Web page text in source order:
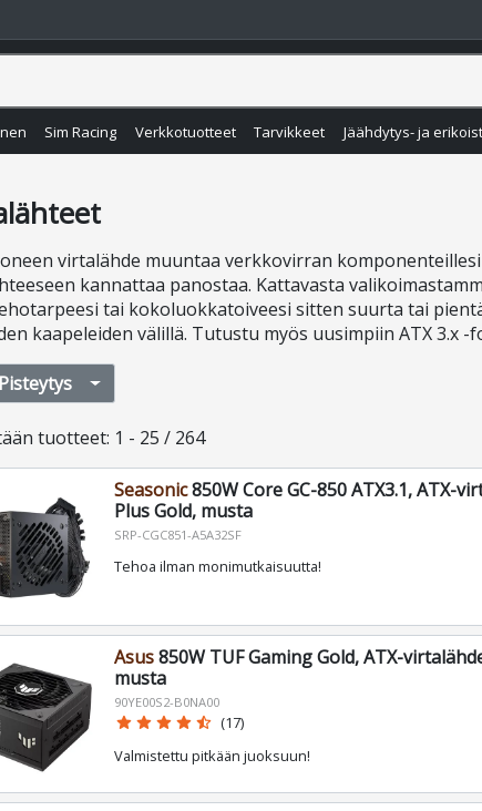
Sim Racing Verkkotuotteet Tarvikkeet Jäähdytys- ja
virtalähde muuntaa verkkovirran
kannattaa panostaa. Kattavasta
tai kokoluokkatoiveesi sitten suurta tai
kaapeleiden välillä. Tutustu myös uusimpiin ATX 3.x
Pisteytys
tuotteet: 1 - 25 / 264
Seasonic850W Core GC-850 ATX3.1, ATX-
Plus Gold, musta
SRP-CGC851-A5A32SF
Tehoa ilman monimutkaisuutta!
Asus850W TUF Gaming Gold, ATX-
musta
90YE00S2-B0NA00
star star star star star_half (17)
Valmistettu pitkään juoksuun!